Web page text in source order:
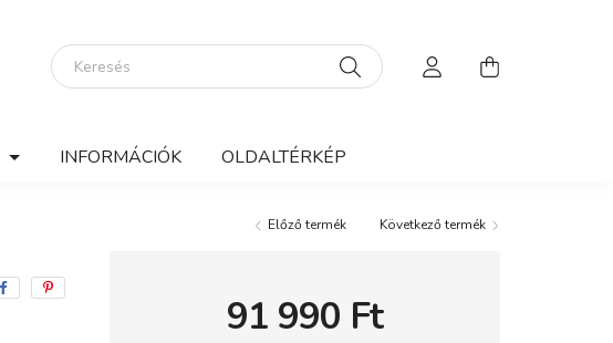
INFORMÁCIÓK OLDALTÉRKÉP
Előző termék Következő termék
91 990 Ft